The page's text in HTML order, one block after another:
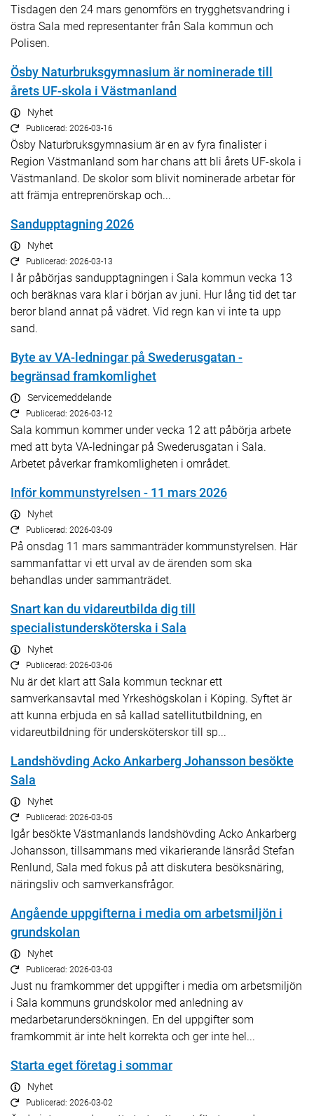
Tisdagen den 24 mars genomförs en trygghetsvandring i
östra Sala med representanter från Sala kommun och
Polisen.
Ösby Naturbruksgymnasium är nominerade till
årets UF-skola i Västmanland
Nyhet
Publicerad: 2026-03-16
Ösby Naturbruksgymnasium är en av fyra finalister i
Region Västmanland som har chans att bli årets UF-skola i
Västmanland. De skolor som blivit nominerade arbetar för
att främja entreprenörskap och...
Sandupptagning 2026
Nyhet
Publicerad: 2026-03-13
I år påbörjas sandupptagningen i Sala kommun vecka 13
och beräknas vara klar i början av juni. Hur lång tid det tar
beror bland annat på vädret. Vid regn kan vi inte ta upp
sand.
Byte av VA-ledningar på Swederusgatan -
begränsad framkomlighet
Servicemeddelande
Publicerad: 2026-03-12
Sala kommun kommer under vecka 12 att påbörja arbete
med att byta VA-ledningar på Swederusgatan i Sala.
Arbetet påverkar framkomligheten i området.
Inför kommunstyrelsen - 11 mars 2026
Nyhet
Publicerad: 2026-03-09
På onsdag 11 mars sammanträder kommunstyrelsen. Här
sammanfattar vi ett urval av de ärenden som ska
behandlas under sammanträdet.
Snart kan du vidareutbilda dig till
specialistundersköterska i Sala
Nyhet
Publicerad: 2026-03-06
Nu är det klart att Sala kommun tecknar ett
samverkansavtal med Yrkeshögskolan i Köping. Syftet är
att kunna erbjuda en så kallad satellitutbildning, en
vidareutbildning för undersköterskor till sp...
Landshövding Acko Ankarberg Johansson besökte
Sala
Nyhet
Publicerad: 2026-03-05
Igår besökte Västmanlands landshövding Acko Ankarberg
Johansson, tillsammans med vikarierande länsråd Stefan
Renlund, Sala med fokus på att diskutera besöksnäring,
näringsliv och samverkansfrågor.
Angående uppgifterna i media om arbetsmiljön i
grundskolan
Nyhet
Publicerad: 2026-03-03
Just nu framkommer det uppgifter i media om arbetsmiljön
i Sala kommuns grundskolor med anledning av
medarbetarundersökningen. En del uppgifter som
framkommit är inte helt korrekta och ger inte hel...
Starta eget företag i sommar
Nyhet
Publicerad: 2026-03-02